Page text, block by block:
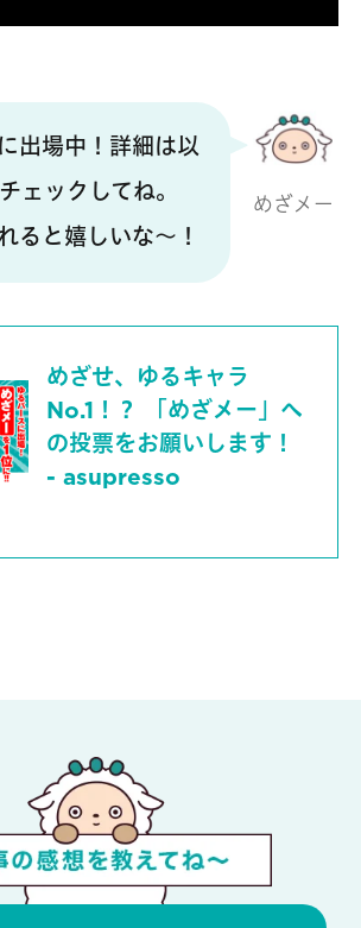
めざメー
出場中！詳細は以
ェックしてね。
ると嬉しいな〜！
めざせ、ゆるキャラ
No.1！？ 「めざメー」へ
の投票をお願いします！
- asupresso